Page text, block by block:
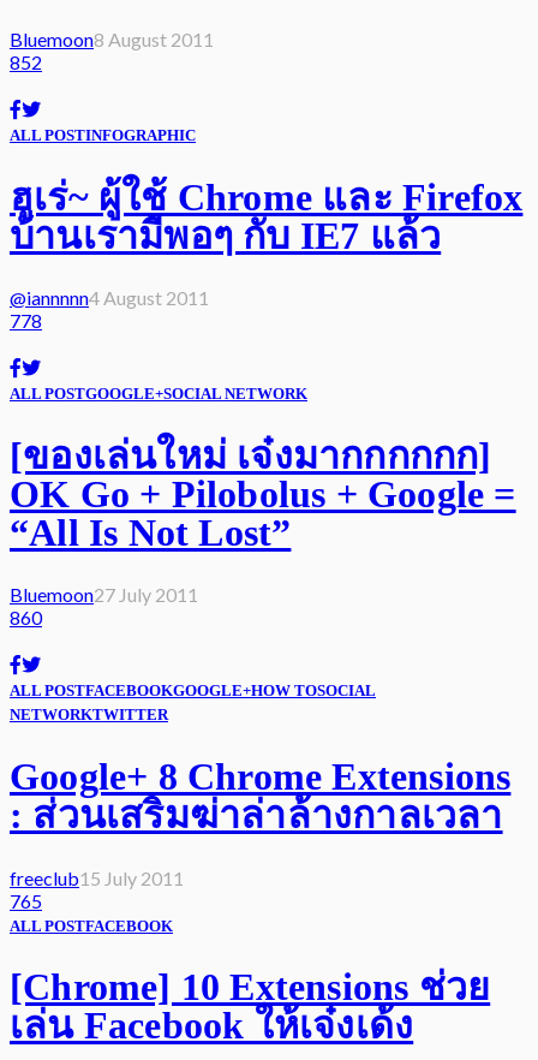
Bluemoon8 August 2011
852
ALL POSTINFOGRAPHIC
ฮูเร่~ ผู้ใช้ Chrome และ Firefox
บ้านเรามีพอๆ กับ IE7 แล้ว
@iannnnn4 August 2011
778
ALL POSTGOOGLE+SOCIAL NETWORK
[ของเล่นใหม่ เจ๋งมากกกกกก]
OK Go + Pilobolus + Google =
“All Is Not Lost”
Bluemoon27 July 2011
860
ALL POSTFACEBOOKGOOGLE+HOW TOSOCIAL
NETWORKTWITTER
Google+ 8 Chrome Extensions
: ส่วนเสริมฆ่าล่าล้างกาลเวลา
freeclub15 July 2011
765
ALL POSTFACEBOOK
[Chrome] 10 Extensions ช่วย
เล่น Facebook ให้เจ๋งเด้ง